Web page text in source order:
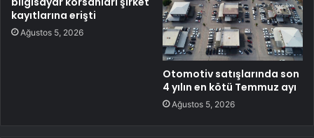
kayıtlarına erişti
Ağustos 5, 2026
Otomotiv satışlarında son
4 yılın en kötü Temmuz ayı
Ağustos 5, 2026